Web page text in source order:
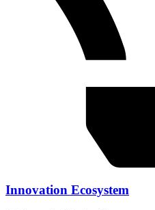
Innovation Ecosystem